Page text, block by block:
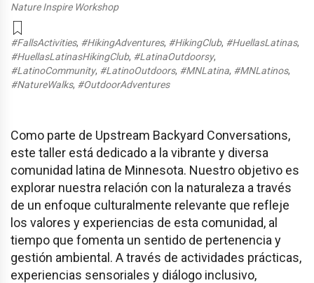
Nature Inspire Workshop
#FallsActivities, #HikingAdventures, #HikingClub, #HuellasLatinas,
#HuellasLatinasHikingClub, #LatinaOutdoorsy,
#LatinoCommunity, #LatinoOutdoors, #MNLatina, #MNLatinos,
#NatureWalks, #OutdoorAdventures
Como parte de Upstream Backyard Conversations,
este taller está dedicado a la vibrante y diversa
comunidad latina de Minnesota. Nuestro objetivo es
explorar nuestra relación con la naturaleza a través
de un enfoque culturalmente relevante que refleje
los valores y experiencias de esta comunidad, al
tiempo que fomenta un sentido de pertenencia y
gestión ambiental. A través de actividades prácticas,
experiencias sensoriales y diálogo inclusivo,